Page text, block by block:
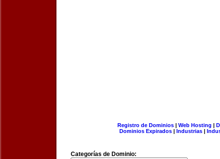
Registro de Dominios| Web Hosting |
Dominios Expirados | Industrias |
Categorías de Dominio: